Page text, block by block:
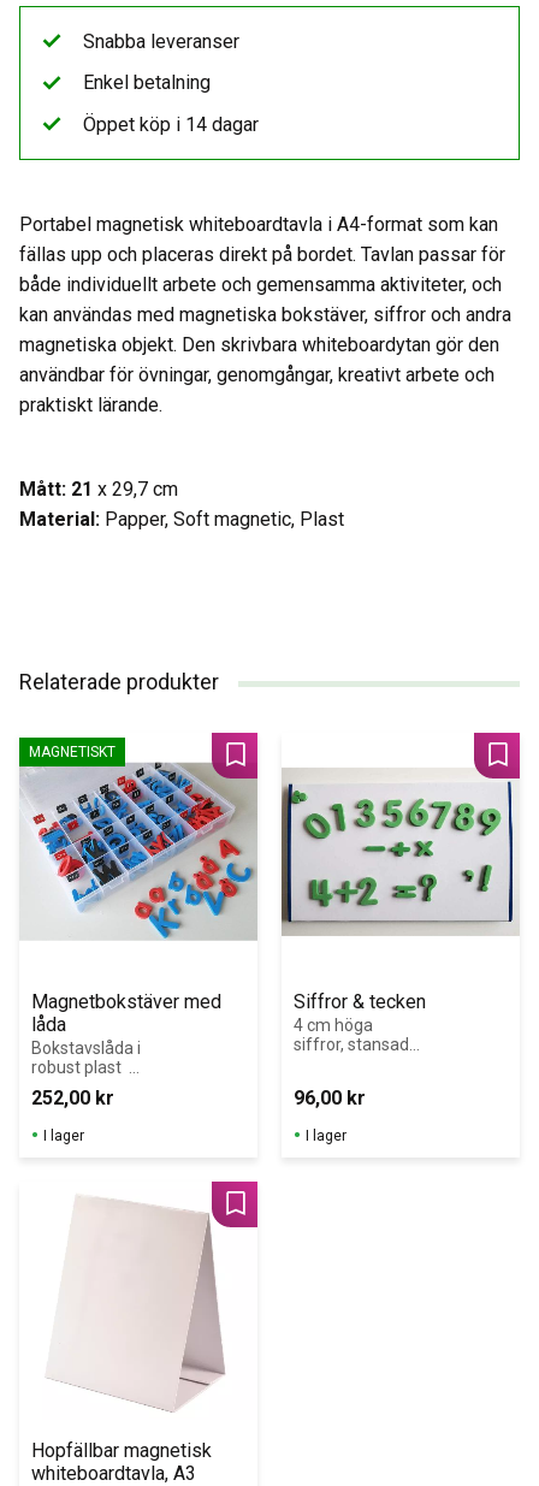
Portabel magnetisk whiteboardtavla i A4-format som kan
fällas upp och placeras direkt på bordet. Tavlan passar för
både individuellt arbete och gemensamma aktiviteter, och
kan användas med magnetiska bokstäver, siffror och andra
magnetiska objekt. Den skrivbara whiteboardytan gör den
användbar för övningar, genomgångar, kreativt arbete och
praktiskt lärande.
Mått: 21 x 29,7 cm
Material: Papper, Soft magnetic, Plast
Snabba leveranser
Enkel betalning
Öppet köp i 14 dagar
Relaterade produkter
Magnetbokstäver med
låda
Bokstavslåda i
robust plast
med 188
magnetbokstäve
r i foam
(svenska
252,00 kr
MAGNETISKT
Lägg till i favoriter
I lager
Siffror & tecken
4 cm höga
siffror, stansade
96,00 kr
I lager
Hopfällbar magnetisk
whiteboardtavla, A3
Lägg till i favoriter